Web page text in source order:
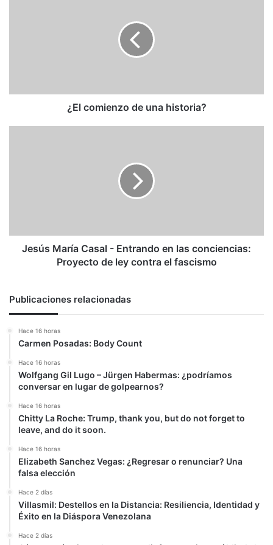
¿El comienzo de una historia?
Proyecto
fascismo
Jesús María Casal - Entrando en las conciencias:
Proyecto de ley contra el fascismo
Publicaciones relacionadas
Hace 16 horas
Carmen Posadas: Body Count
Hace 16 horas
Wolfgang Gil Lugo – Jürgen Habermas: ¿podríamos
conversar en lugar de golpearnos?
Hace 16 horas
Chitty La Roche: Trump, thank you, but do not forget to
leave, and do it soon.
Hace 16 horas
Elizabeth Sanchez Vegas: ¿Regresar o renunciar? Una
falsa elección
Hace 2 días
Villasmil: Destellos en la Distancia: Resiliencia, Identidad y
Éxito en la Diáspora Venezolana
Hace 2 días